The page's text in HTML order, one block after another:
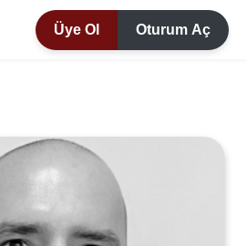
Üye Ol Oturum Aç